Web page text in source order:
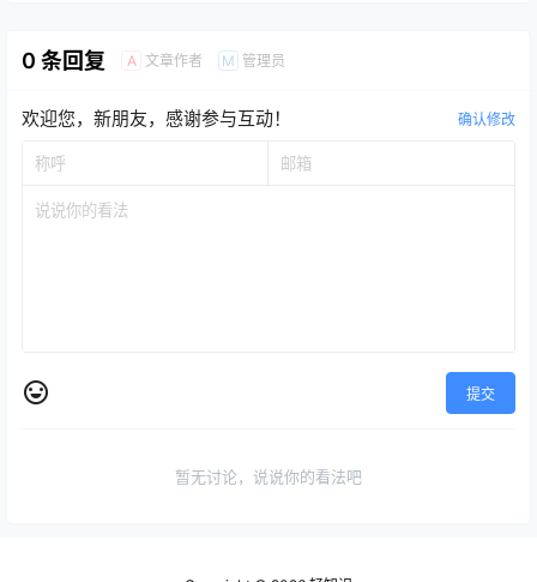
0 条回复 A 文章作者 M 管理员
欢迎您，新朋友，感谢参与互动！ 确认修改
提交
暂无讨论，说说你的看法吧